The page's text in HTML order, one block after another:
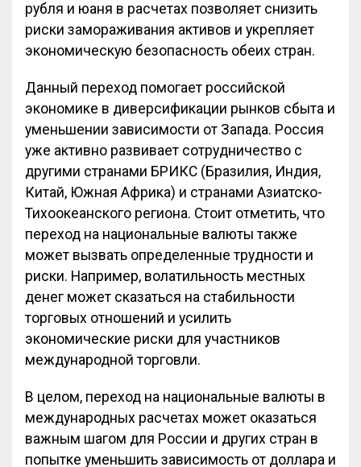
рубля и юаня в расчетах позволяет снизить
риски замораживания активов и укрепляет
экономическую безопасность обеих стран.
Данный переход помогает российской
экономике в диверсификации рынков сбыта и
уменьшении зависимости от Запада. Россия
уже активно развивает сотрудничество с
другими странами БРИКС (Бразилия, Индия,
Китай, Южная Африка) и странами Азиатско-
Тихоокеанского региона. Стоит отметить, что
переход на национальные валюты также
может вызвать определенные трудности и
риски. Например, волатильность местных
денег может сказаться на стабильности
торговых отношений и усилить
экономические риски для участников
международной торговли.
В целом, переход на национальные валюты в
международных расчетах может оказаться
важным шагом для России и других стран в
попытке уменьшить зависимость от доллара и